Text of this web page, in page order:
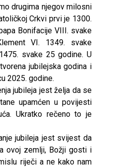
drugima njegov milosni
Crkvi prvi je 1300.
Bonifacije VIII. svake
VI. 1349. svake
svake 25 godine. U
jubilejska godina i
2025. godine.
jubileja jest želja da se
upamćen u povijesti
Ukratko rečeno to je
jubileja jest svijest da
ovoj zemlji, Božji gosti i
riječi a ne kako nam